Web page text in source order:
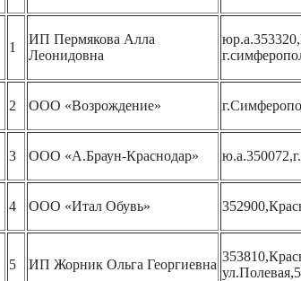
1
ИП Пермякова Алла
Леонидовна
2 ООО «Возрождение»
3 ООО «А.Браун-Краснодар»
4 ООО «Итал Обувь»
5 ИП Жорник Ольга Георгиевна